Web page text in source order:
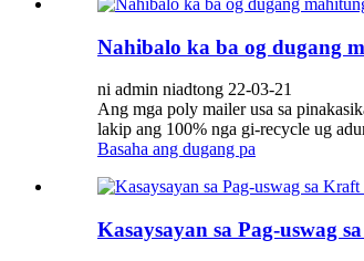
Nahibalo ka ba og dugang
ni admin niadtong 22-03-21
Ang mga poly mailer usa sa
lakip ang 100% nga gi-recycle ug
Basaha ang dugang pa
Kasaysayan sa Pag-uswag